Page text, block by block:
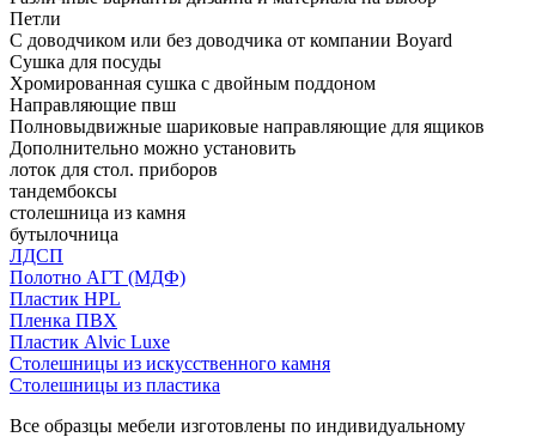
Петли
С доводчиком или без доводчика от компании Boyard
Сушка для посуды
Хромированная сушка с двойным поддоном
Направляющие пвш
Полновыдвижные шариковые направляющие для ящиков
Дополнительно можно установить
лоток для стол. приборов
тандембоксы
столешница из камня
бутылочница
ЛДСП
Полотно АГТ (МДФ)
Пластик HPL
Пленка ПВХ
Пластик Alvic Luxe
Столешницы из искусственного камня
Столешницы из пластика
Все образцы мебели изготовлены по индивидуальному